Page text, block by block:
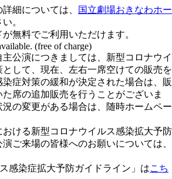
細については、
国立劇場おきなわホー
。
無料でご利用いただけます。
(free of charge)
主公演につきましては、新型コロナウイ
して、現在、左右一席空けての販売を
症対策の緩和が決定された場合は、販
席の追加販売を行うことがございま
の変更がある場合は、随時ホームペー
おける新型コロナウイルス感染拡大予防
ご来場の皆様へのお願いについては、
感染症拡大予防ガイドライン」はこち